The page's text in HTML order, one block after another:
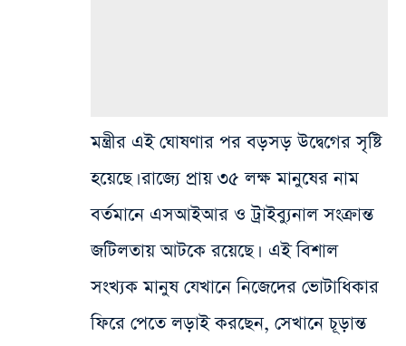
মন্ত্রীর এই ঘোষণার পর বড়সড় উদ্বেগের সৃষ্টি
হয়েছে। রাজ্যে প্রায় ৩৫ লক্ষ মানুষের নাম
বর্তমানে এসআইআর ও ট্রাইব্যুনাল সংক্রান্ত
জটিলতায় আটকে রয়েছে। এই বিশাল
সংখ্যক মানুষ যেখানে নিজেদের ভোটাধিকার
ফিরে পেতে লড়াই করছেন, সেখানে চূড়ান্ত